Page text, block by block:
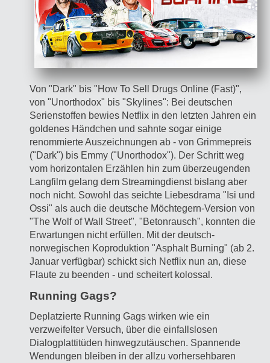
Von "Dark" bis "How To Sell Drugs Online (Fast)",
von "Unorthodox" bis "Skylines": Bei deutschen
Serienstoffen bewies Netflix in den letzten Jahren ein
goldenes Händchen und sahnte sogar einige
renommierte Auszeichnungen ab - von Grimmepreis
("Dark") bis Emmy ("Unorthodox"). Der Schritt weg
vom horizontalen Erzählen hin zum überzeugenden
Langfilm gelang dem Streamingdienst bislang aber
noch nicht. Sowohl das seichte Liebesdrama "Isi und
Ossi" als auch die deutsche Möchtegern-Version von
"The Wolf of Wall Street", "Betonrausch", konnten die
Erwartungen nicht erfüllen. Mit der deutsch-
norwegischen Koproduktion "Asphalt Burning" (ab 2.
Januar verfügbar) schickt sich Netflix nun an, diese
Flaute zu beenden - und scheitert kolossal.
Running Gags?
Deplatzierte Running Gags wirken wie ein
verzweifelter Versuch, über die einfallslosen
Dialogplattitüden hinwegzutäuschen. Spannende
Wendungen bleiben in der allzu vorhersehbaren